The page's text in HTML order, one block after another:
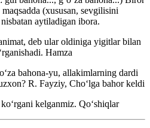
(xususan, sevgilisini
aytiladigan ibora.
deb ular oldiniga yigitlar bilan
Hamza
bahona-yu, allakimlarning dardi
R. Fayziy, Choʻlga bahor keldi
kelganmiz. Qoʻshiqlar